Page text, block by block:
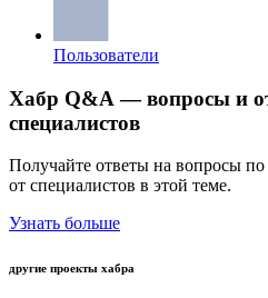
Пользователи
Хабр Q&A — вопросы и
специалистов
Получайте ответы на вопросы
от специалистов в этой теме.
Узнать больше
другие проекты хабра